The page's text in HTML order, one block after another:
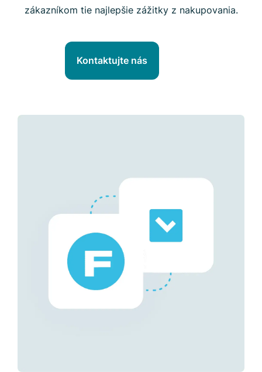
zákazníkom tie najlepšie zážitky z nakupovania.
Kontaktujte nás